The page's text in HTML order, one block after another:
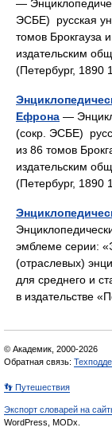
—
ЭСБЕ) русская
томов
издательским
(Петербург,
Ефрона —
(сокр. ЭСБЕ)
из 86 томов
издательским
(Петербург,
эмблеме серии:
(отраслевых)
для среднего и
в издательстве
© Академик, 2000-2026
Обратная связь:
👣 Путешествия
Экспорт словарей на
WordPress, MODx.